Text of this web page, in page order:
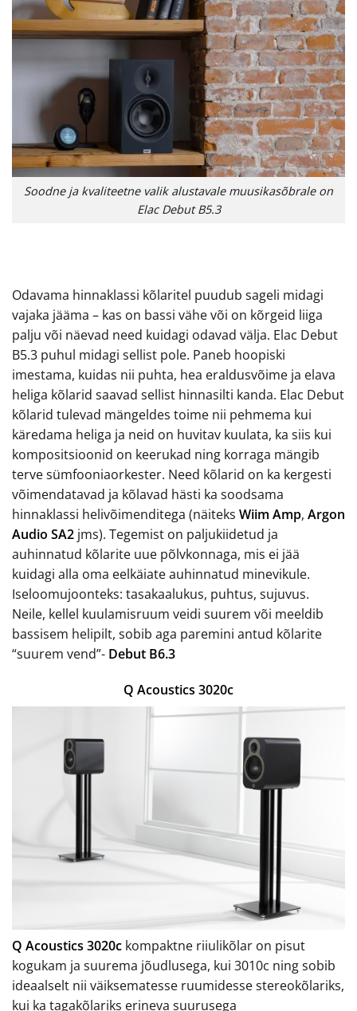
Soodne ja kvaliteetne valik alustavale muusikasõbrale on
Elac Debut B5.3
Odavama hinnaklassi kõlaritel puudub sageli midagi
vajaka jääma – kas on bassi vähe või on kõrgeid liiga
palju või näevad need kuidagi odavad välja. Elac Debut
B5.3 puhul midagi sellist pole. Paneb hoopiski
imestama, kuidas nii puhta, hea eraldusvõime ja elava
heliga kõlarid saavad sellist hinnasilti kanda. Elac Debut
kõlarid tulevad mängeldes toime nii pehmema kui
käredama heliga ja neid on huvitav kuulata, ka siis kui
kompositsioonid on keerukad ning korraga mängib
terve sümfooniaorkester. Need kõlarid on ka kergesti
võimendatavad ja kõlavad hästi ka soodsama
hinnaklassi helivõimenditega (näiteks Wiim Amp, Argon
Audio SA2 jms). Tegemist on paljukiidetud ja
auhinnatud kõlarite uue põlvkonnaga, mis ei jää
kuidagi alla oma eelkäiate auhinnatud minevikule.
Iseloomujoonteks: tasakaalukus, puhtus, sujuvus.
Neile, kellel kuulamisruum veidi suurem või meeldib
bassisem helipilt, sobib aga paremini antud kõlarite
“suurem vend”- Debut B6.3
Q Acoustics 3020c
Q Acoustics 3020c kompaktne riiulikõlar on pisut
kogukam ja suurema jõudlusega, kui 3010c ning sobib
ideaalselt nii väiksematesse ruumidesse stereokõlariks,
kui ka tagakõlariks erineva suurusega